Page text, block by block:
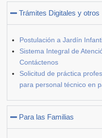
Trámites Digitales y otros
Postulación a Jardín
Sistema Integral de
Contáctenos
Solicitud de práctica
para personal técnico en
Para las Familias